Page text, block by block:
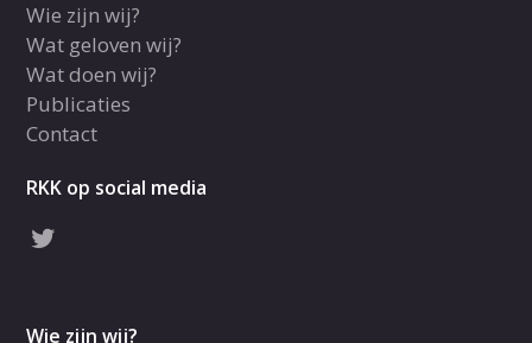
Wie zijn wij?
Wat geloven wij?
Wat doen wij?
Publicaties
Contact
RKK op social media
Wie zijn wij?